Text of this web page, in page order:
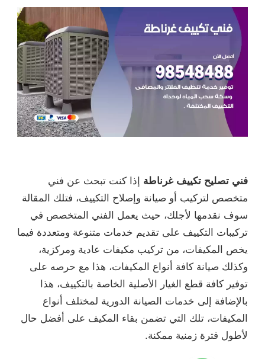
فني تصليح تكييف غرناطة إذا كنت تبحث عن فني
متخصص لتركيب أو صيانة وإصلاح التكييف، فتلك المقالة
سوف نقدمها لأجلك، حيث يعمل الفني المتخصص في
تركيبات التكييف على تقديم خدمات متنوعة ومتعددة فيما
يخص المكيفات، من تركيب مكيفات عادية ومركزية،
وكذلك صيانة كافة أنواع المكيفات، هذا مع حرصه على
توفير كافة قطع الغيار الأصلية الخاصة بالتكييف، هذا
بالإضافة إلى خدمات الصيانة الدورية لمختلف أنواع
المكيفات، تلك التي تضمن بقاء المكيف على أفضل حال
لأطول فترة زمنية ممكنة.